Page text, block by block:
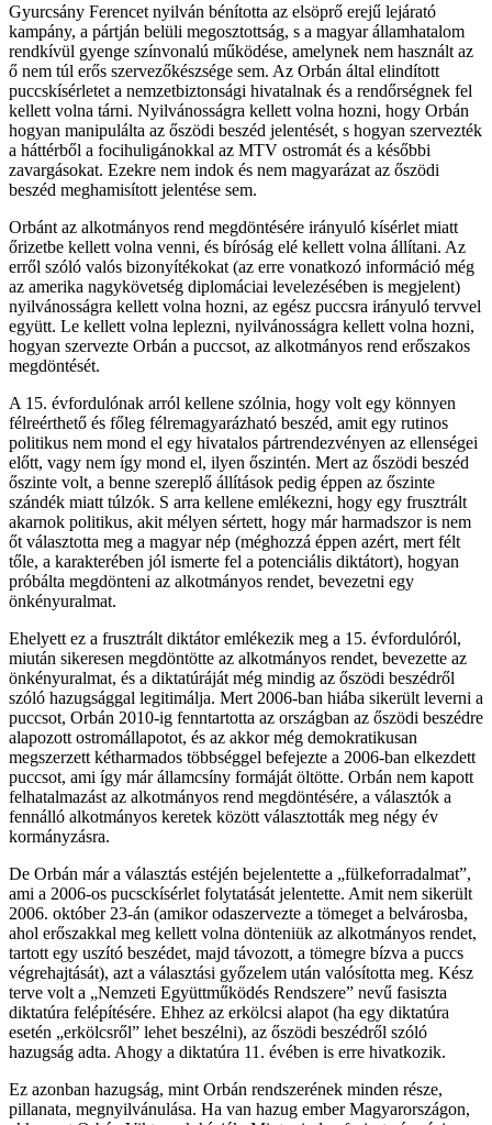
Gyurcsány Ferencet nyilván bénította az elsöprő erejű lejárató
kampány, a pártján belüli megosztottság, s a magyar államhatalom
rendkívül gyenge színvonalú működése, amelynek nem használt az
ő nem túl erős szervezőkészsége sem. Az Orbán által elindított
puccskísérletet a nemzetbiztonsági hivatalnak és a rendőrségnek fel
kellett volna tárni. Nyilvánosságra kellett volna hozni, hogy Orbán
hogyan manipulálta az őszödi beszéd jelentését, s hogyan szervezték
a háttérből a focihuligánokkal az MTV ostromát és a későbbi
zavargásokat. Ezekre nem indok és nem magyarázat az őszödi
beszéd meghamisított jelentése sem.
Orbánt az alkotmányos rend megdöntésére irányuló kísérlet miatt
őrizetbe kellett volna venni, és bíróság elé kellett volna állítani. Az
erről szóló valós bizonyítékokat (az erre vonatkozó információ még
az amerika nagykövetség diplomáciai levelezésében is megjelent)
nyilvánosságra kellett volna hozni, az egész puccsra irányuló tervvel
együtt. Le kellett volna leplezni, nyilvánosságra kellett volna hozni,
hogyan szervezte Orbán a puccsot, az alkotmányos rend erőszakos
megdöntését.
A 15. évfordulónak arról kellene szólnia, hogy volt egy könnyen
félreérthető és főleg félremagyarázható beszéd, amit egy rutinos
politikus nem mond el egy hivatalos pártrendezvényen az ellenségei
előtt, vagy nem így mond el, ilyen őszintén. Mert az őszödi beszéd
őszinte volt, a benne szereplő állítások pedig éppen az őszinte
szándék miatt túlzók. S arra kellene emlékezni, hogy egy frusztrált
akarnok politikus, akit mélyen sértett, hogy már harmadszor is nem
őt választotta meg a magyar nép (méghozzá éppen azért, mert félt
tőle, a karakterében jól ismerte fel a potenciális diktátort), hogyan
próbálta megdönteni az alkotmányos rendet, bevezetni egy
önkényuralmat.
Ehelyett ez a frusztrált diktátor emlékezik meg a 15. évfordulóról,
miután sikeresen megdöntötte az alkotmányos rendet, bevezette az
önkényuralmat, és a diktatúráját még mindig az őszödi beszédről
szóló hazugsággal legitimálja. Mert 2006-ban hiába sikerült leverni a
puccsot, Orbán 2010-ig fenntartotta az országban az őszödi beszédre
alapozott ostromállapotot, és az akkor még demokratikusan
megszerzett kétharmados többséggel befejezte a 2006-ban elkezdett
puccsot, ami így már államcsíny formáját öltötte. Orbán nem kapott
felhatalmazást az alkotmányos rend megdöntésére, a választók a
fennálló alkotmányos keretek között választották meg négy év
kormányzásra.
De Orbán már a választás estéjén bejelentette a „fülkeforradalmat”,
ami a 2006-os pucsckísérlet folytatását jelentette. Amit nem sikerült
2006. október 23-án (amikor odaszervezte a tömeget a belvárosba,
ahol erőszakkal meg kellett volna dönteniük az alkotmányos rendet,
tartott egy uszító beszédet, majd távozott, a tömegre bízva a puccs
végrehajtását), azt a választási győzelem után valósította meg. Kész
terve volt a „Nemzeti Együttműködés Rendszere” nevű fasiszta
diktatúra felépítésére. Ehhez az erkölcsi alapot (ha egy diktatúra
esetén „erkölcsről” lehet beszélni), az őszödi beszédről szóló
hazugság adta. Ahogy a diktatúra 11. évében is erre hivatkozik.
Ez azonban hazugság, mint Orbán rendszerének minden része,
pillanata, megnyilvánulása. Ha van hazug ember Magyarországon,